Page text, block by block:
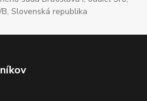
Slovenská republika